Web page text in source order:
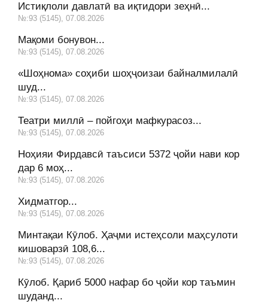
Истиқлоли давлатӣ ва иқтидори зеҳнӣ...
№:93 (5145), 07.08.2026
Мақоми бонувон...
№:93 (5145), 07.08.2026
«Шоҳнома» соҳиби шоҳҷоизаи байналмилалӣ
шуд...
№:93 (5145), 07.08.2026
Театри миллӣ – пойгоҳи мафкурасоз...
№:93 (5145), 07.08.2026
Ноҳияи Фирдавсӣ таъсиси 5372 ҷойи нави кор
дар 6 моҳ...
№:93 (5145), 07.08.2026
Хидматгор...
№:93 (5145), 07.08.2026
Минтақаи Кӯлоб. Ҳаҷми истеҳсоли маҳсулоти
кишоварзӣ 108,6...
№:93 (5145), 07.08.2026
Кӯлоб. Қариб 5000 нафар бо ҷойи кор таъмин
шуданд...